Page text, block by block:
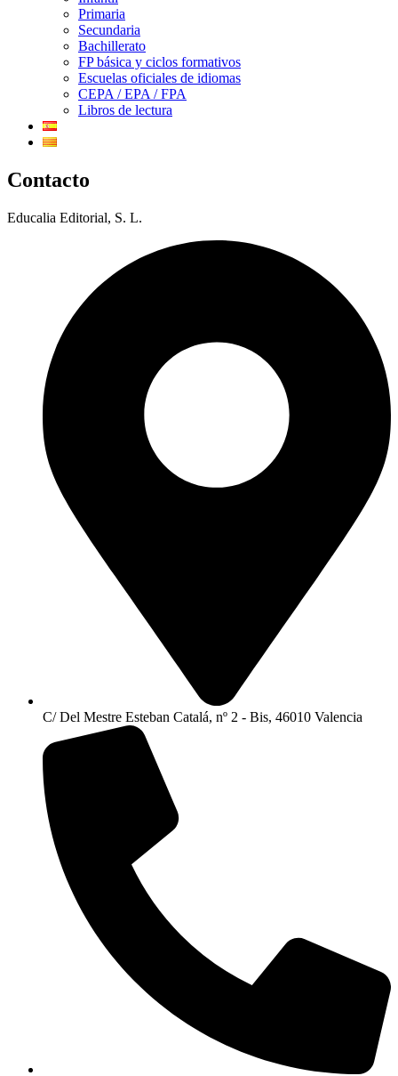
Primaria
Secundaria
Bachillerato
FP básica y ciclos formativos
Escuelas oficiales de idiomas
CEPA / EPA / FPA
Libros de lectura
Contacto
Educalia Editorial, S. L.
C/ Del Mestre Esteban Catalá, nº 2 - Bis, 46010 Valencia